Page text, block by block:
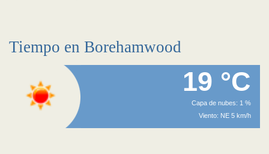
Tiempo en Borehamwood
19 °C
Capa de nubes: 1 %
Viento: NE 5 km/h